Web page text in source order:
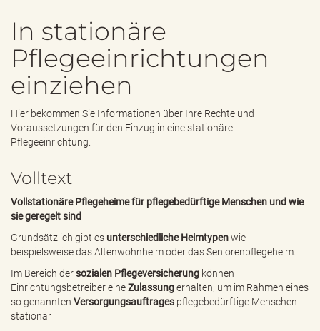
e
In stationäre
Pflegeeinrichtungen
einziehen
Hier bekommen Sie Informationen über Ihre Rechte und
Voraussetzungen für den Einzug in eine stationäre
Pflegeeinrichtung.
Volltext
Vollstationäre Pflegeheime für pflegebedürftige Menschen und wie
sie geregelt sind
Grundsätzlich gibt es unterschiedliche Heimtypenwie
beispielsweise das Altenwohnheim oder das Seniorenpflegeheim.
Im Bereich dersozialen Pflegeversicherung können
Einrichtungsbetreiber eineZulassungerhalten, um im Rahmen eines
so genannten Versorgungsauftrages pflegebedürftige Menschen
stationär